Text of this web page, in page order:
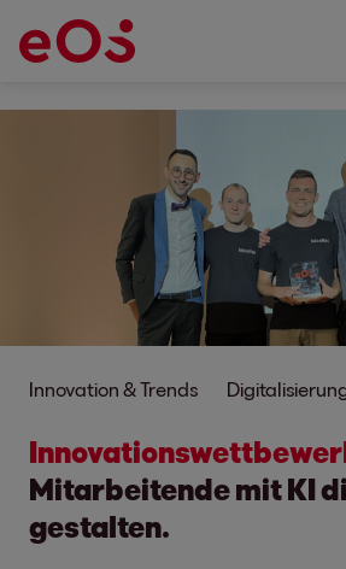
Innovation & Trends
Innovationswett
Mitarbeitende mit KI
gestalten.